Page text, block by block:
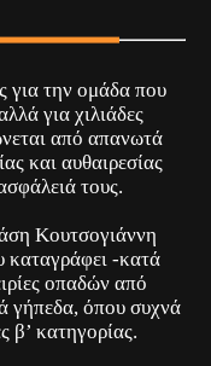
για την ομάδα που
για χιλιάδες
από απανωτά
και αυθαιρεσίας
τους.
Κουτσογιάννη
καταγράφει -κατά
οπαδών από
γήπεδα, όπου συχνά
β’ κατηγορίας.